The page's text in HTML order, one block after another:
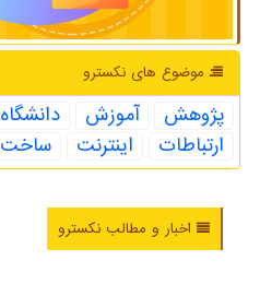
موضوع های نكسترو
پژوهش آموزش دانشگاه
ارتباطات
اینترنت ساخت
اخبار و مطالب نکسترو